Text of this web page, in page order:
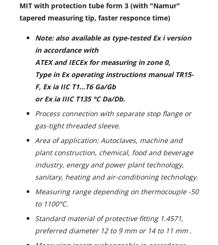
MIT with protection tube form 3 (with "Namur"
tapered measuring tip, faster responce time)
Note: also available as type-tested Ex i version
in accordance with
ATEX and IECEx for measuring in zone 0,
Type in Ex operating instructions manual TR15-
F, Ex ia IIC T1...T6 Ga/Gb
or Ex ia IIIC T135 °C Da/Db.
Process connection with separate stop flange or
gas-tight threaded sleeve.
Area of application: Autoclaves, machine and
plant construction, chemical, food and beverage
industry, energy and power plant technology,
sanitary, heating and air-conditioning technology.
Measuring range depending on thermocouple -50
to 1100°C.
Standard material of protective fitting 1.4571,
preferred diameter 12 to 9 mm or 14 to 11 mm .